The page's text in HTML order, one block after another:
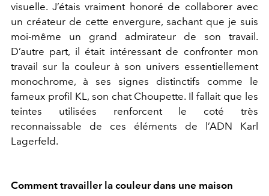
visuelle. J’étais vraiment honoré de collaborer avec
un créateur de cette envergure, sachant que je suis
moi-même un grand admirateur de son travail.
D’autre part, il était intéressant de confronter mon
travail sur la couleur à son univers essentiellement
monochrome, à ses signes distinctifs comme le
fameux profil KL, son chat Choupette. Il fallait que les
teintes utilisées renforcent le coté très
reconnaissable de ces éléments de l’ADN Karl
Lagerfeld.
Comment travailler la couleur dans une maison